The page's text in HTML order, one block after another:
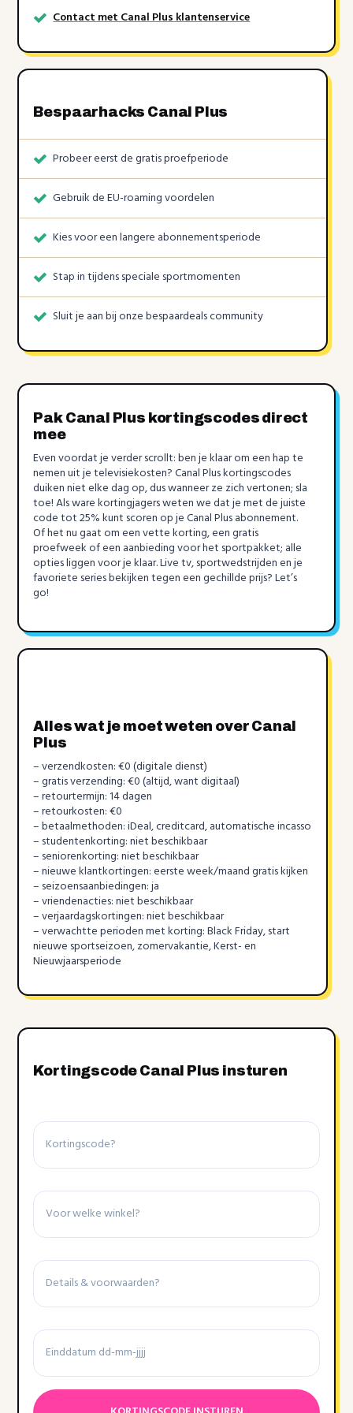
Contact met Canal Plus klantenservice
Bespaarhacks Canal Plus
Probeer eerst de gratis proefperiode
Gebruik de EU-roaming voordelen
Kies voor een langere abonnementsperiode
Stap in tijdens speciale sportmomenten
Sluit je aan bij onze bespaardeals community
Pak Canal Plus kortingscodes direct
mee
Even voordat je verder scrollt: ben je klaar om een hap te
nemen uit je televisiekosten? Canal Plus kortingscodes
duiken niet elke dag op, dus wanneer ze zich vertonen; sla
toe! Als ware kortingjagers weten we dat je met de juiste
code tot 25% kunt scoren op je Canal Plus abonnement.
Of het nu gaat om een vette korting, een gratis
proefweek of een aanbieding voor het sportpakket; alle
opties liggen voor je klaar. Live tv, sportwedstrijden en je
favoriete series bekijken tegen een gechillde prijs? Let’s
go!
Alles wat je moet weten over Canal
Plus
– verzendkosten: €0 (digitale dienst)
– gratis verzending: €0 (altijd, want digitaal)
– retourtermijn: 14 dagen
– retourkosten: €0
– betaalmethoden: iDeal, creditcard, automatische incasso
– studentenkorting: niet beschikbaar
– seniorenkorting: niet beschikbaar
– nieuwe klantkortingen: eerste week/maand gratis kijken
– seizoensaanbiedingen: ja
– vriendenacties: niet beschikbaar
– verjaardagskortingen: niet beschikbaar
– verwachtte perioden met korting: Black Friday, start
nieuwe sportseizoen, zomervakantie, Kerst- en
Nieuwjaarsperiode
Kortingscode Canal Plus insturen
Kortingscode
Winkel
Details
voorwaarden
Einddatum
Datumnotatie:DD
dash